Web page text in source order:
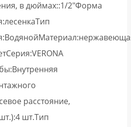
в дюймах::1/2″Форма
расстояние,
шт.Тип